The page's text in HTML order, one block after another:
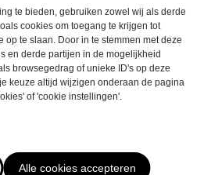
te bieden, gebruiken zowel wij als derde
cookies om toegang te krijgen tot
op te slaan. Door in te stemmen met deze
en derde partijen in de mogelijkheid
browsegedrag of unieke ID's op deze
keuze altijd wijzigen onderaan de pagina
of 'cookie instellingen'.
Alle cookies accepteren